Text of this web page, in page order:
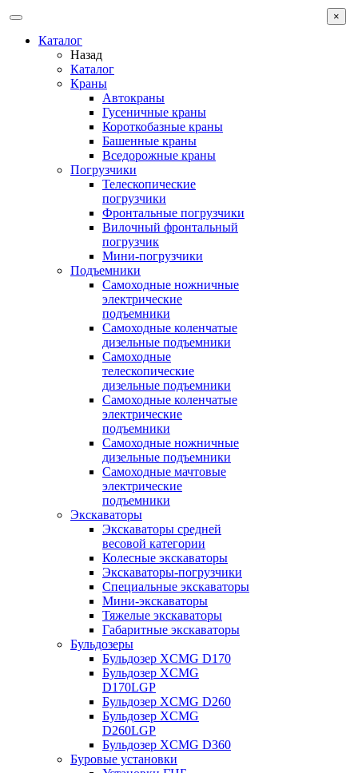
Каталог
Назад
Каталог
Краны
Автокраны
Гусеничные краны
Короткобазные краны
Башенные краны
Вcедорожные краны
Погрузчики
Телескопические
погрузчики
Фронтальные погрузчики
Вилочный фронтальный
погрузчик
Мини-погрузчики
Подъемники
Самоходные ножничные
электрические
подъемники
Самоходные коленчатые
дизельные подъемники
Самоходные
телескопические
дизельные подъемники
Самоходные коленчатые
электрические
подъемники
Самоходные ножничные
дизельные подъемники
Самоходные мачтовые
электрические
подъемники
Экскаваторы
Экскаваторы средней
весовой категории
Колесные экскаваторы
Экскаваторы-погрузчики
Специальные экскаваторы
Мини-экскаваторы
Тяжелые экскаваторы
Габаритные экскаваторы
Бульдозеры
Бульдозер XCMG D170
Бульдозер XCMG
D170LGP
Бульдозер XCMG D260
Бульдозер XCMG
D260LGP
Бульдозер XCMG D360
Буровые установки
×